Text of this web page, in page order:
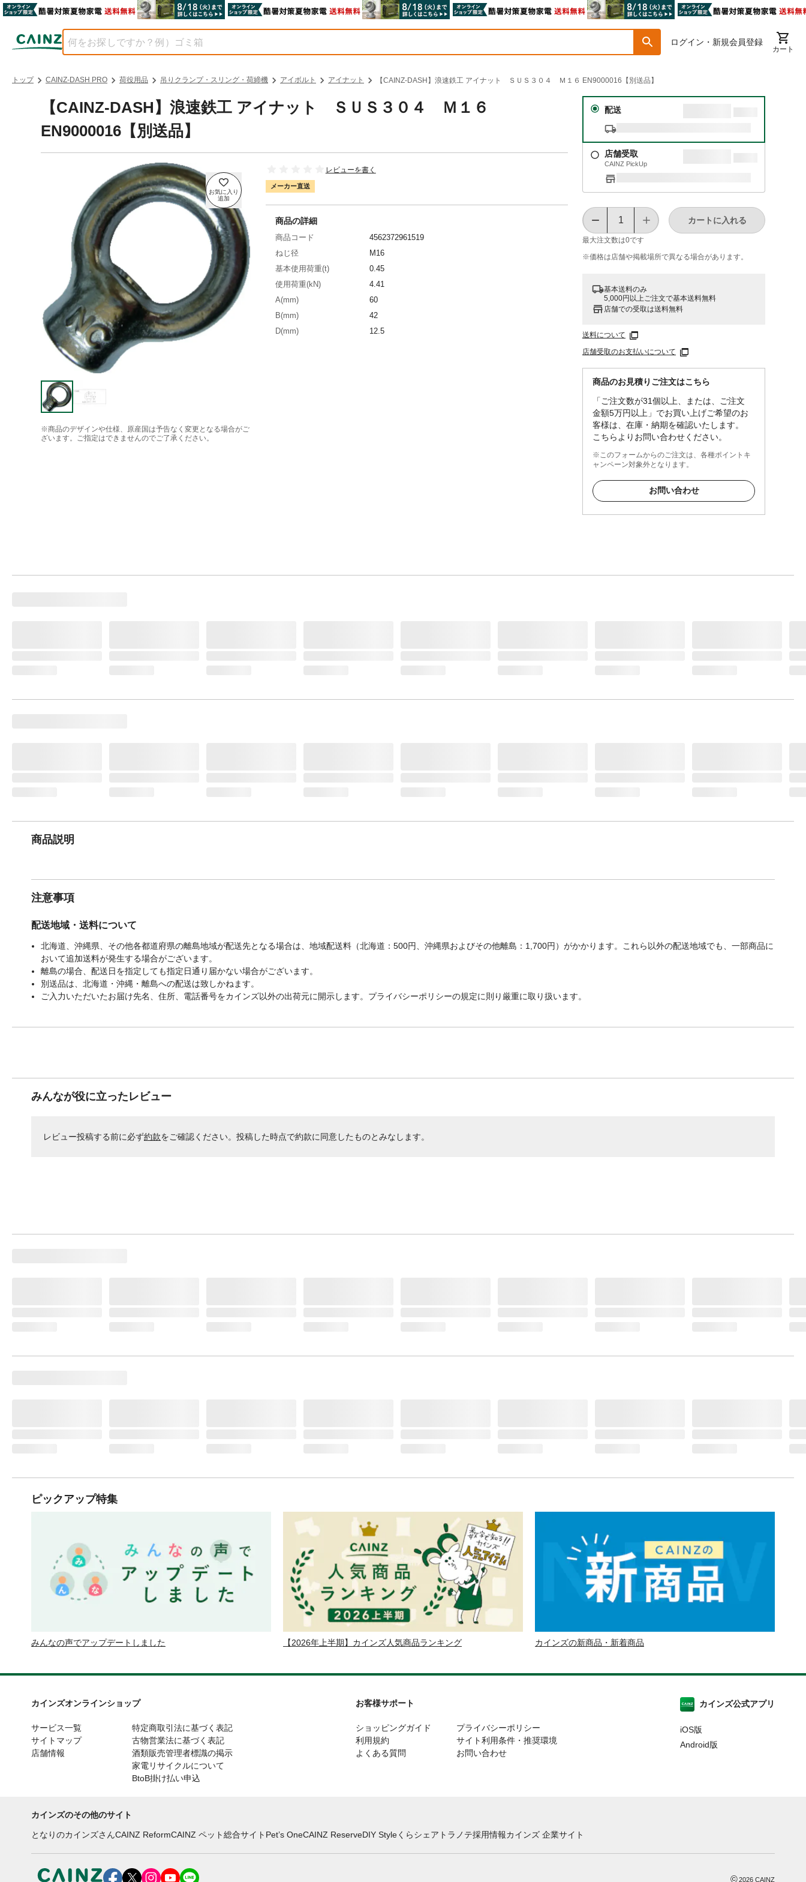
ログイン・新規会員登録
カート
トップ CAINZ-DASH PRO 荷役用品 吊りクランプ・スリング・荷締機 アイボルト アイナット 【CAINZ-DASH】浪速鉄工 アイナット ＳＵＳ３０４ Ｍ１６ EN9000016【別送品】
【CAINZ-DASH】浪速鉄工 アイナット ＳＵＳ３０４ Ｍ１６
EN9000016【別送品】
※商品のデザインや仕様、原産国は予告なく変更となる場合がご
ざいます。ご指定はできませんのでご了承ください。
レビューを書く
メーカー直送
配送
店舗受取
CAINZ PickUp
最大注文数は0です
カートに入れる
※価格は​店舗や​掲載場所で​異なる​場合が​あります。
基本送料のみ
5,000円以上ご注文で基本送料無料
店舗での受取は送料無料
送料について
店舗受取のお支払いについて
商品のお見積りご注文はこちら
「ご注文数が31個以上、または、ご注文
金額5万円以上」でお買い上げご希望のお
客様は、在庫・納期を確認いたします。
こちらよりお問い合わせください。
※このフォームからのご注文は、各種ポイントキ
ャンペーン対象外となります。
お問い合わせ
商品の詳細
商品コード
4562372961519
ねじ径
M16
基本使用荷重(t)
0.45
使用荷重(kN)
4.41
A(mm)
60
B(mm)
42
D(mm)
12.5
商品説明
注意事項
配送地域・送料について
北海道、沖縄県、その他各都道府県の離島地域が配送先となる場合は、地域配送料（北海道：500円、沖縄県およびその他離島：1,700円）がかかります。これら以外の配送地域でも、一部商品に
おいて追加送料が発生する場合がございます。
離島の場合、配送日を指定しても指定日通り届かない場合がございます。
別送品は、北海道・沖縄・離島への配送は致しかねます。
ご入力いただいたお届け先名、住所、電話番号をカインズ以外の出荷元に開示します。プライバシーポリシーの規定に則り厳重に取り扱います。
みんなが役に立ったレビュー
レビュー投稿する前に必ず約款をご確認ください。投稿した時点で約款に同意したものとみなします。
ピックアップ特集
みんなの声でアップデートしました 【2026年上半期】カインズ人気商品ランキング カインズの新商品・新着商品
カインズオンラインショップ
サービス一覧
サイトマップ
店舗情報
特定商取引法に基づく表記
古物営業法に基づく表記
酒類販売管理者標識の掲示
家電リサイクルについて
BtoB掛け払い申込
お客様サポート
ショッピングガイド
利用規約
よくある質問
プライバシーポリシー
サイト利用条件・推奨環境
お問い合わせ
カインズ公式アプリ
iOS版
Android版
カインズのその他のサイト
となりのカインズさんCAINZ ReformCAINZ ペット総合サイト Pet’s OneCAINZ ReserveDIY Styleくらシェア トラノテ採用情報カインズ 企業サイト
©2026 CAINZ